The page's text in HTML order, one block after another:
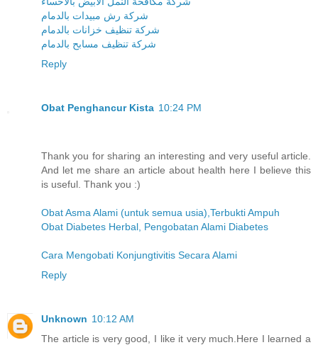
شركة رش مبيدات بالدمام
شركة تنظيف خزانات بالدمام
شركة تنظيف مسابح بالدمام
Reply
Obat Penghancur Kista 10:24 PM
Thank you for sharing an interesting and very useful article.
And let me share an article about health here I believe this
is useful. Thank you :)
Obat Asma Alami (untuk semua usia),Terbukti Ampuh
Obat Diabetes Herbal, Pengobatan Alami Diabetes
Cara Mengobati Konjungtivitis Secara Alami
Reply
Unknown 10:12 AM
The article is very good, I like it very much.Here I learned a